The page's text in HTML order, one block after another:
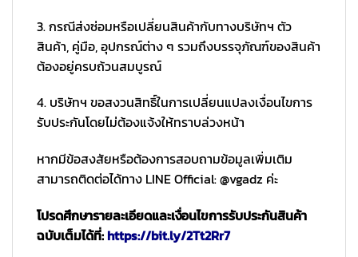
3. กรณีส่งซ่อมหรือเปลี่ยนสินค้ากับทางบริษัทฯ ตัว
สินค้า, คู่มือ, อุปกรณ์ต่าง ๆ รวมถึงบรรจุภัณฑ์ของสินค้า
ต้องอยู่ครบถ้วนสมบูรณ์
4. บริษัทฯ ขอสงวนสิทธิ์ในการเปลี่ยนแปลงเงื่อนไขการ
รับประกันโดยไม่ต้องแจ้งให้ทราบล่วงหน้า
หากมีข้อสงสัยหรือต้องการสอบถามข้อมูลเพิ่มเติม
สามารถติดต่อได้ทาง LINE Official: @vgadz ค่ะ
โปรดศึกษารายละเอียดและเงื่อนไขการรับประกันสินค้า
ฉบับเต็มได้ที่:https://bit.ly/2Tt2Rr7